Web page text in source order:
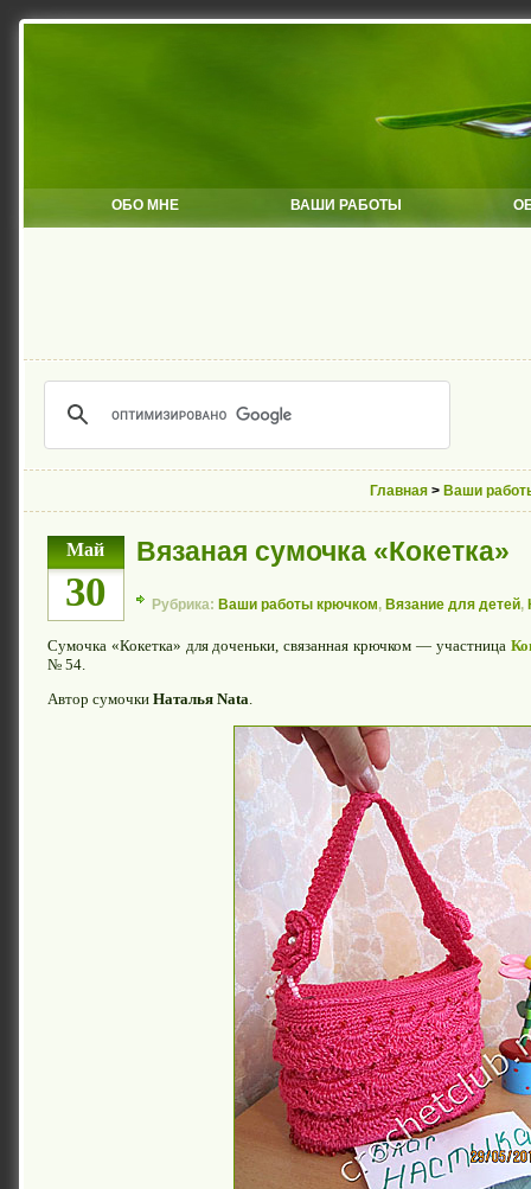
ОБО МНЕ ВАШИ РАБОТЫ
Главная > Ваши
Май
30
Вязаная сумочка «Кокетка»
Рубрика: Ваши работы крючком, Вязание для детей,
Сумочка «Кокетка» для доченьки, связанная крючком — участница
№ 54.
Автор сумочки Наталья Nata.